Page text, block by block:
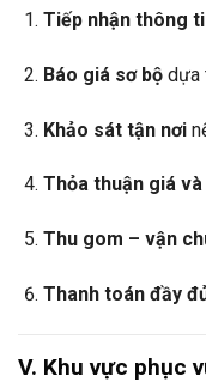
Tiếp nhận thông
Báo giá sơ bộdựa
Khảo sát tận nơi
Thỏa thuận giá
Thu gom – vận
Thanh toán đầy
V. Khu vực phục